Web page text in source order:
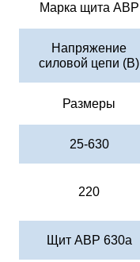
Марка щита АВР
Напряжение
силовой цепи (В)
Размеры
25-630
220
Щит АВР 630а